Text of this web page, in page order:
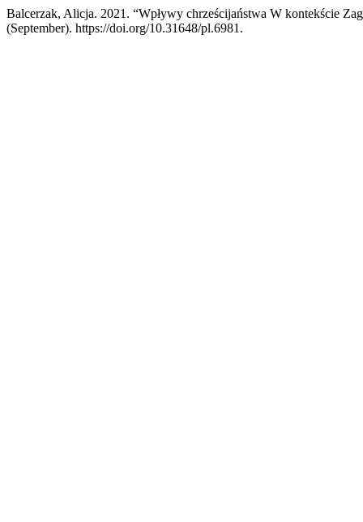
Balcerzak, Alicja. 2021. “Wpływy chrześcijaństwa W kontekście
(September). https://doi.org/10.31648/pl.6981.